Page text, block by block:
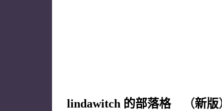
lindawitch 的部落格（新版